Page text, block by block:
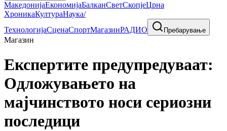
МакедонијаЕкономијаБалканСветСкопјеЦрна
ХроникаКултураНаука/
ТехнологијаСценаСпортМагазинРАДИО Пребарување
Магазин
Експертите предупредуваат:
Одложувањето на
мајчинството носи сериозни
последици